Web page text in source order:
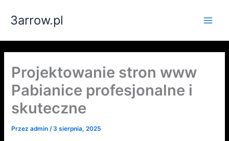
3arrow.pl
Projektowanie stron www
Pabianice profesjonalne i
skuteczne
Przezadmin /3 sierpnia, 2025